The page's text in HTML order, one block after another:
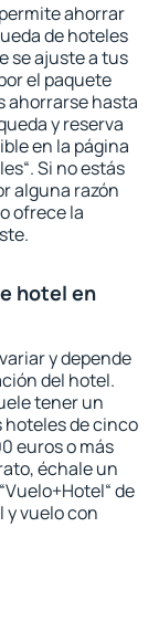
ahorrar
de hoteles
se ajuste a tus
el paquete
ahorrarse hasta
y reserva
en la página
Si no estás
alguna razón
ofrece la
hotel en
y depende
del hotel.
tener un
hoteles de cinco
euros o más
échale un
de
y vuelo con